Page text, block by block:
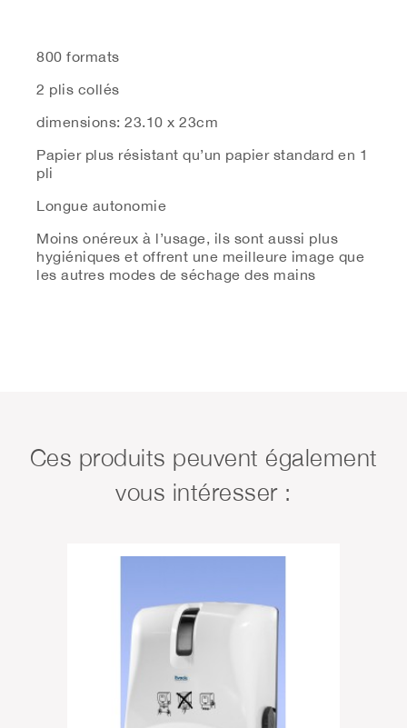
800 formats
2 plis collés
dimensions: 23.10 x 23cm
Papier plus résistant qu’un papier standard en 1
pli
Longue autonomie
Moins onéreux à l’usage, ils sont aussi plus
hygiéniques et offrent une meilleure image que
les autres modes de séchage des mains
Ces produits peuvent également
vous intéresser :